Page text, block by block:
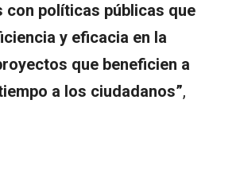
con políticas públicas que
y eficacia en la
que beneficien a
a los ciudadanos”,